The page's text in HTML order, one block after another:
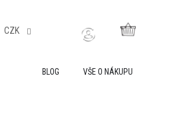
BLOG VŠE O NÁKUPU
CZK
LILY IS SAILING VŠE O NÁKUPU